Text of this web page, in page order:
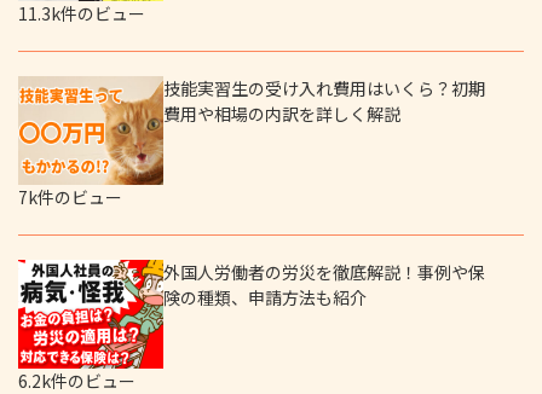
11.3k件のビュー
技能実習生の受け入れ費用はいくら？初期
費用や相場の内訳を詳しく解説
7k件のビュー
外国人労働者の労災を徹底解説！事例や保
険の種類、申請方法も紹介
6.2k件のビュー